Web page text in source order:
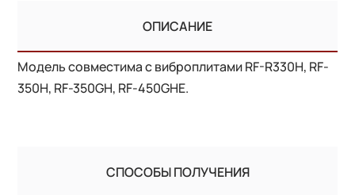
ОПИСАНИЕ
Модель совместима с виброплитами RF-R330H, RF-
350H, RF-350GH, RF-450GHE.
СПОСОБЫ ПОЛУЧЕНИЯ